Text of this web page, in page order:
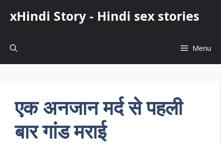
xHindi Story - Hindi sex stories
Menu
एक अनजान मर्द से पहली
बार गांड मराई